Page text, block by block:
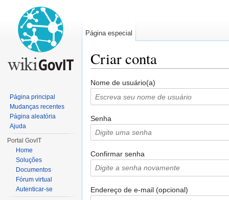
Criar conta
Nome de usuário(a)
Senha
Confirmar senha
Endereço de e-mail (opcional)
Página especial
Página principal
Mudanças recentes
Página aleatória
Ajuda
Portal GovIT
Home
Soluções
Documentos
Fórum virtual
Autenticar-se